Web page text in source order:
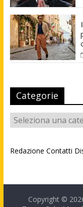
Categorie
Categorie
Redazione Contatti
Copyright ©